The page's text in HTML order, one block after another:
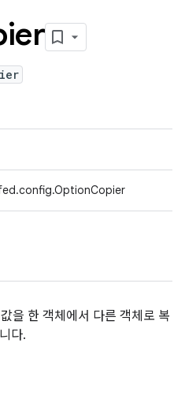
을 한 객체에서 다른 객체로 복
다.